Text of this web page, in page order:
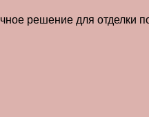
решение для